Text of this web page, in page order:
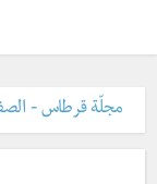
مجلّة قرطاس -